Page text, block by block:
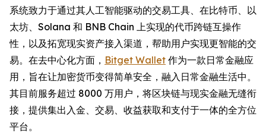
系统致力于通过其人工智能驱动的交易工具、在比特币、以
太坊、Solana 和 BNB Chain 上实现的代币跨链互操作
性，以及拓宽现实资产接入渠道，帮助用户实现更智能的交
易。在去中心化方面， Bitget Wallet 作为一款日常金融应
用，旨在让加密货币变得简单安全，融入日常金融生活中。
其目前服务超过 8000 万用户，将区块链与现实金融无缝衔
接，提供集出入金、交易、收益获取和支付于一体的全方位
平台。